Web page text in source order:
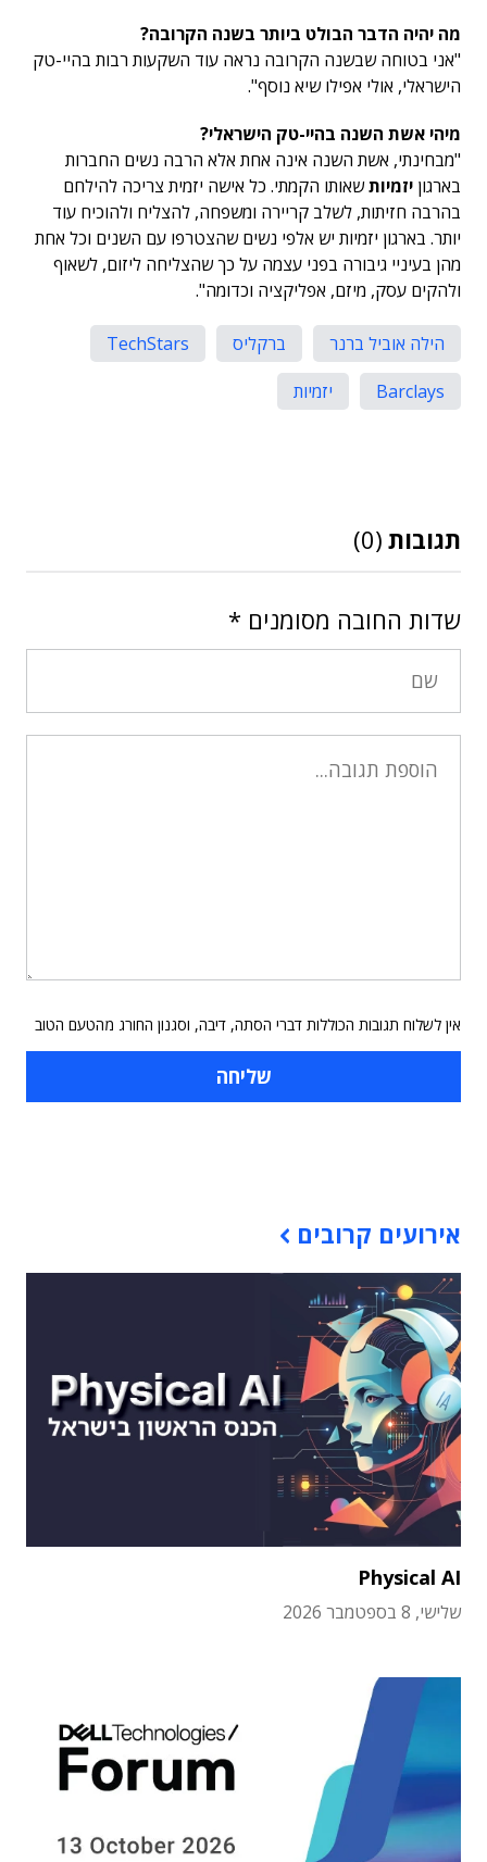
מה יהיה הדבר הבולט ביותר בשנה הקרובה?
"אני בטוחה שבשנה הקרובה נראה עוד השקעות רבות בהיי-טק
הישראלי, אולי אפילו שיא נוסף".
מיהי אשת השנה בהיי-טק הישראלי?
"מבחינתי, אשת השנה אינה אחת אלא הרבה נשים החברות
בארגון יזמיותשאותו הקמתי. כל אישה יזמית צריכה להילחם
בהרבה חזיתות, לשלב קריירה ומשפחה, להצליח ולהוכיח עוד
יותר. בארגון יזמיות יש אלפי נשים שהצטרפו עם השנים וכל אחת
מהן בעיניי גיבורה בפני עצמה על כך שהצליחה ליזום, לשאוף
ולהקים עסק, מיזם, אפליקציה וכדומה".
הילה אוביל ברנר ברקליס
TechStars
Barclays
יזמיות
תגובות (0)
שדות החובה מסומנים *
אין לשלוח תגובות הכוללות דברי הסתה, דיבה, וסגנון החורג מהטעם הטוב
אירועים קרובים
Physical AI
שלישי, 8 בספטמבר 2026